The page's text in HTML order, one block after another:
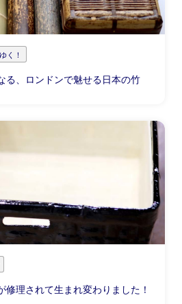
く！
る、ロンドンで魅せる日本の竹
理されて生まれ変わりました！